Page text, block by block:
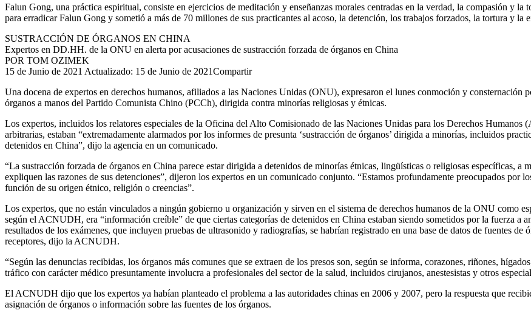
Falun Gong, una práctica espiritual, consiste en ejercicios de meditación y enseñanzas morales centradas en la verdad, la compasión y
para erradicar Falun Gong y sometió a más de 70 millones de sus practicantes al acoso, la detención, los trabajos forzados, la tortura y
SUSTRACCIÓN DE ÓRGANOS EN CHINA
Expertos en DD.HH. de la ONU en alerta por acusaciones de sustracción forzada de órganos en China
POR TOM OZIMEK
15 de Junio de 2021 Actualizado: 15 de Junio de 2021Compartir
Una docena de expertos en derechos humanos, afiliados a las Naciones Unidas (ONU), expresaron el lunes conmoción y consternación
órganos a manos del Partido Comunista Chino (PCCh), dirigida contra minorías religiosas y étnicas.
Los expertos, incluidos los relatores especiales de la Oficina del Alto Comisionado de las Naciones Unidas para los Derechos
arbitrarias, estaban “extremadamente alarmados por los informes de presunta ‘sustracción de órganos’ dirigida a minorías, incluidos
detenidos en China”, dijo la agencia en un comunicado.
“La sustracción forzada de órganos en China parece estar dirigida a detenidos de minorías étnicas, lingüísticas o religiosas específicas, a
expliquen las razones de sus detenciones”, dijeron los expertos en un comunicado conjunto. “Estamos profundamente preocupados por
función de su origen étnico, religión o creencias”.
Los expertos, que no están vinculados a ningún gobierno u organización y sirven en el sistema de derechos humanos de la ONU como
según el ACNUDH, era “información creíble” de que ciertas categorías de detenidos en China estaban siendo sometidos por la fuerza a
resultados de los exámenes, que incluyen pruebas de ultrasonido y radiografías, se habrían registrado en una base de datos de fuentes
receptores, dijo la ACNUDH.
“Según las denuncias recibidas, los órganos más comunes que se extraen de los presos son, según se informa, corazones, riñones,
tráfico con carácter médico presuntamente involucra a profesionales del sector de la salud, incluidos cirujanos, anestesistas y otros
El ACNUDH dijo que los expertos ya habían planteado el problema a las autoridades chinas en 2006 y 2007, pero la respuesta que
asignación de órganos o información sobre las fuentes de los órganos.